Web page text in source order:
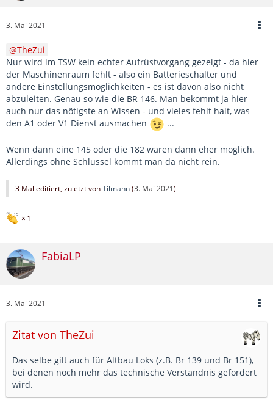
3. Mai 2021
TheZui
Nur wird im TSW kein echter Aufrüstvorgang gezeigt - da hier
der Maschinenraum fehlt - also ein Batterieschalter und
andere Einstellungsmöglichkeiten - es ist davon also nicht
abzuleiten. Genau so wie die BR 146. Man bekommt ja hier
auch nur das nötigste an Wissen - und vieles fehlt halt, was
den A1 oder V1 Dienst ausmachen
...
Wenn dann eine 145 oder die 182 wären dann eher möglich.
Allerdings ohne Schlüssel kommt man da nicht rein.
3 Mal editiert, zuletzt vonTilmann(3. Mai 2021)
1
FabiaLP
3. Mai 2021
Zitat von TheZui
Das selbe gilt auch für Altbau Loks (z.B. Br 139 und Br 151),
bei denen noch mehr das technische Verständnis gefordert
wird.